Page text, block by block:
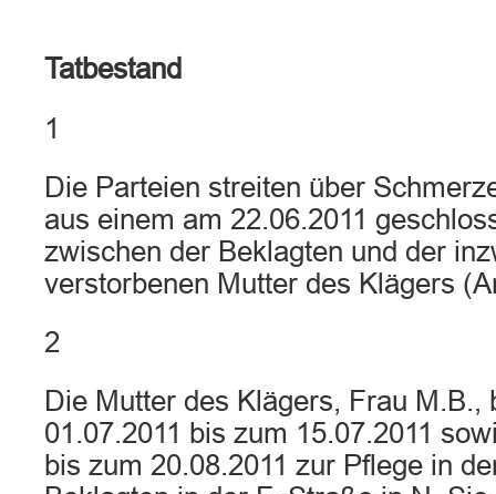
Tatbestand
1
Die Parteien streiten über
aus einem am 22.06.2011
zwischen der Beklagten und der
verstorbenen Mutter des Klägers
2
Die Mutter des Klägers, Frau M.B.,
01.07.2011 bis zum 15.07.2011
bis zum 20.08.2011 zur Pflege in